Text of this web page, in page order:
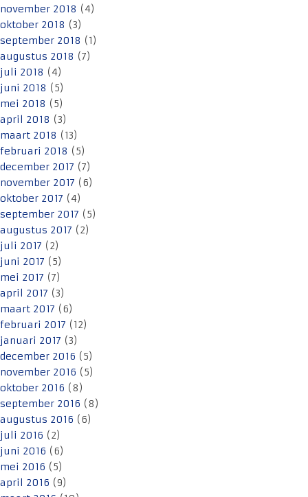
november 2018 (4)
oktober 2018 (3)
september 2018 (1)
augustus 2018 (7)
juli 2018 (4)
juni 2018 (5)
mei 2018 (5)
april 2018 (3)
maart 2018 (13)
februari 2018 (5)
december 2017 (7)
november 2017 (6)
oktober 2017 (4)
september 2017 (5)
augustus 2017 (2)
juli 2017 (2)
juni 2017 (5)
mei 2017 (7)
april 2017 (3)
maart 2017 (6)
februari 2017 (12)
januari 2017 (3)
december 2016 (5)
november 2016 (5)
oktober 2016 (8)
september 2016 (8)
augustus 2016 (6)
juli 2016 (2)
juni 2016 (6)
mei 2016 (5)
april 2016 (9)